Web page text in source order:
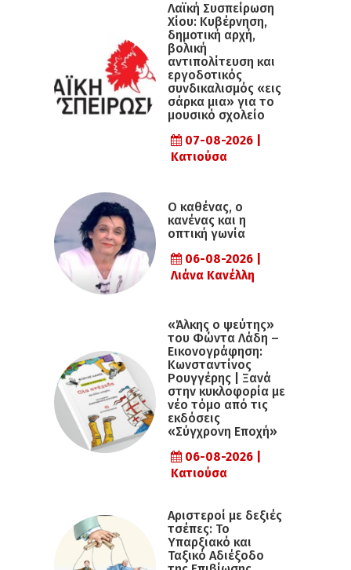
Λαϊκή Συσπείρωση
Χίου: Κυβέρνηση,
δημοτική αρχή,
βολική
αντιπολίτευση και
εργοδοτικός
συνδικαλισμός «εις
σάρκα μια» για το
μουσικό σχολείο
07-08-2026 |
Κατιούσα
Ο καθένας, ο
κανένας και η
οπτική γωνία
06-08-2026 |
Λιάνα Κανέλλη
«Άλκης ο ψεύτης»
του Φώντα Λάδη –
Εικονογράφηση:
Κωνσταντίνος
Ρουγγέρης | Ξανά
στην κυκλοφορία με
νέο τόμο από τις
εκδόσεις
«Σύγχρονη Εποχή»
06-08-2026 |
Κατιούσα
Αριστεροί με δεξιές
τσέπες: Το
Υπαρξιακό και
Ταξικό Αδιέξοδο